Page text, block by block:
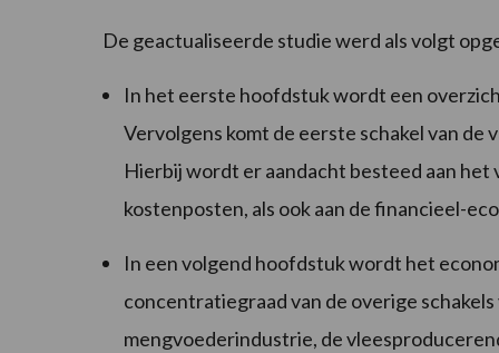
De geactualiseerde studie werd als volgt
In het eerste hoofdstuk wordt een
Vervolgens komt de eerste schakel van de
Hierbij wordt er aandacht besteed aan
kostenposten, als ook aan de financieel-
In een volgend hoofdstuk wordt het
concentratiegraad van de overige
mengvoederindustrie, de